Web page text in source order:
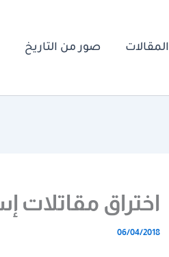
المقالات صور من التاريخ
اختراق مقاتلات
06/04/2018